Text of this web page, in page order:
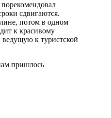
сдвигаются.
потом в одном
к красивому
ведущую к туристской
пришлось